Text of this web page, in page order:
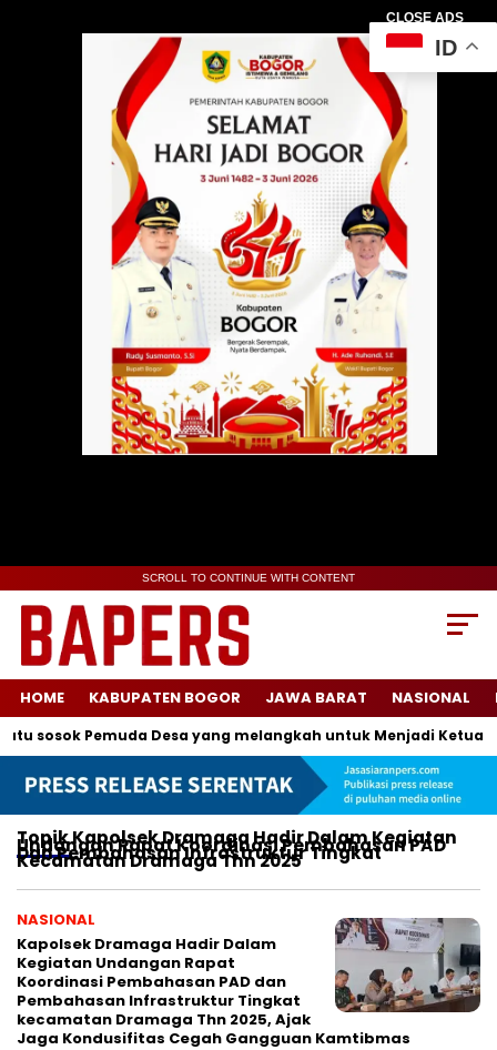
CLOSE ADS
SCROLL TO CONTINUE WITH CONTENT
HOME KABUPATEN BOGOR JAWA BARAT NASIONAL
sosok Pemuda Desa yang melangkah untuk Menjadi Ketua
TopikKapolsek Dramaga Hadir Dalam Kegiatan
Undangan Rapat Koordinasi Pembahasan PAD
Dan Pembahasan Infrastruktur Tingkat
Kecamatan Dramaga Thn 2025
NASIONAL
Kapolsek Dramaga Hadir Dalam
Kegiatan Undangan Rapat
Koordinasi Pembahasan PAD dan
Pembahasan Infrastruktur Tingkat
kecamatan Dramaga Thn 2025, Ajak
Jaga Kondusifitas Cegah Gangguan Kamtibmas
ID